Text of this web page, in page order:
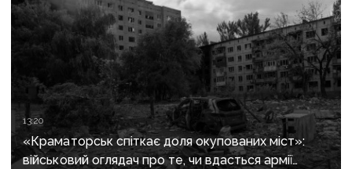
13:20
«Краматорськ спіткає доля окупованих міст»:
військовий оглядач про те, чи вдасться армії